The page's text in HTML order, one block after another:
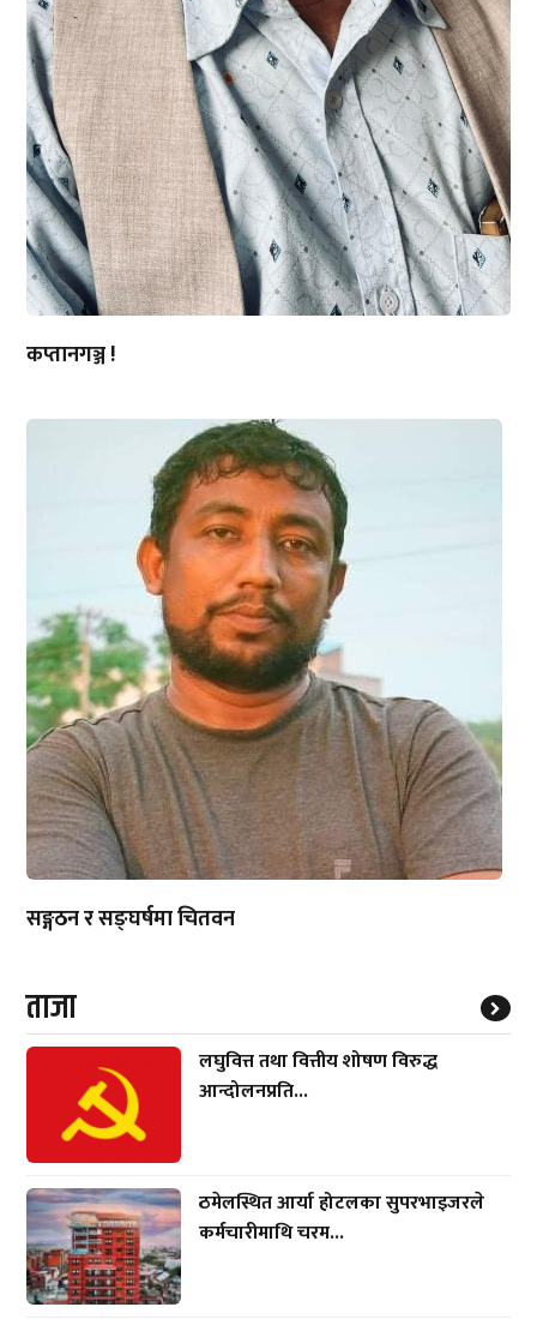
कप्तानगञ्ज !
सङ्गठन र सङ्घर्षमा चितवन
ताजा
लघुवित्त तथा वित्तीय शोषण विरुद्ध
आन्दोलनप्रति...
ठमेलस्थित आर्या होटलका सुपरभाइजरले
कर्मचारीमाथि चरम...